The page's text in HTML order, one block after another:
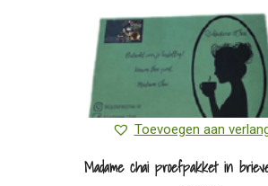
Toevoegen aan
Madame chai proefpakket in